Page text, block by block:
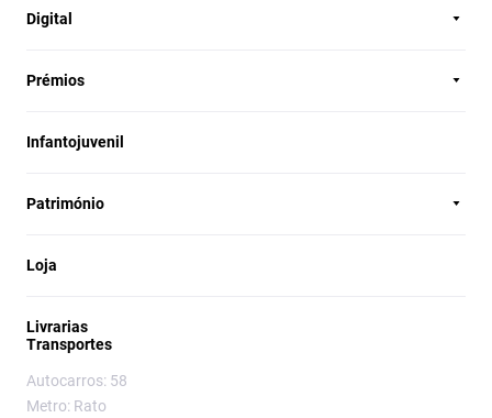
Digital
Prémios
Infantojuvenil
Património
Loja
Livrarias
Transportes
Autocarros: 58
Metro: Rato